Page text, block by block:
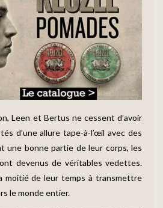
Leen et Bertus ne cessent d’avoir
d’une allure tape-à-l’œil avec des
une bonne partie de leur corps, les
devenus de véritables vedettes.
moitié de leur temps à transmettre
le monde entier.